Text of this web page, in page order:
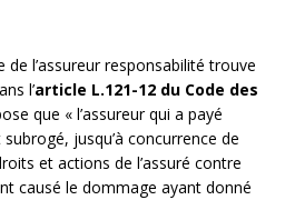
l’assureur responsabilité trouve
l’article L.121-12 du Code des
que « l’assureur qui a payé
subrogé, jusqu’à concurrence de
et actions de l’assuré contre
causé le dommage ayant donné